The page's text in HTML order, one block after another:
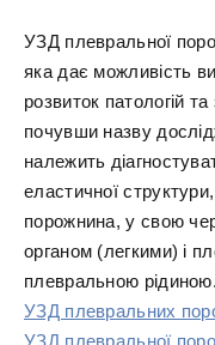
УЗД плевральної
яка дає можливість
розвиток патологій
почувши назву
належить
еластичної
порожнина, у свою
органом (легкими) і
плевральною рідиною.
УЗД плевральних
УЗД плевральної